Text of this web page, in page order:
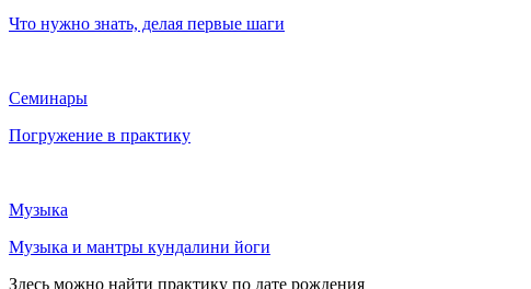
Что нужно знать, делая первые шаги
Семинары
Погружение в практику
Музыка
Музыка и мантры кундалини йоги
Здесь можно найти практику по дате рождения